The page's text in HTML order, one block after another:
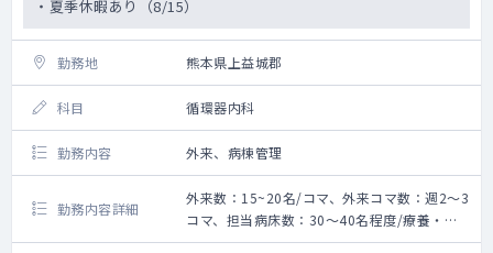
・夏季休暇あり（8/15）
勤務地 熊本県上益城郡
科目 循環器内科
勤務内容 外来、病棟管理
勤務内容詳細
外来数：15~20名/コマ、外来コマ数：週2～3
コマ、担当病床数：30～40名程度/療養・地
域包括を担当、訪問診療：月2回程度/敷地内